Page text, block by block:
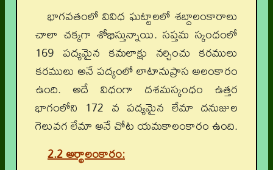
భాగవతంలో వివిధ ఘట్టాలలో శబ్దాలంకారాలు
చాలా చక్కగా శోభిస్తున్నాయి. సప్తమ స్కంధంలో
169 పద్యమైన కమలాక్షు నర్చించు కరములు
కరములు అనే పద్యంలో లాటానుప్రాస అలంకారం
ఉంది. అదే విధంగా దశమస్కంధం ఉత్తర
భాగంలోని 172 వ పద్యమైన లేమా దనుజుల
గెలువగ లేమా అనే చోట యమకాలంకారం ఉంది.
2.2 అర్థాలంకారం: